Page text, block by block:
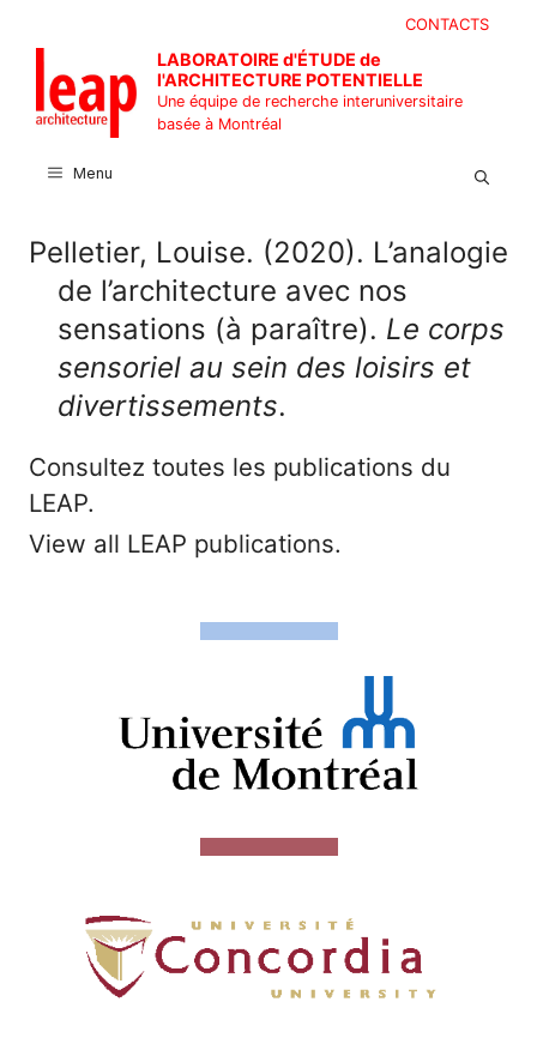
contenu
CONTACTS
LABORATOIRE d'ÉTUDE de
l'ARCHITECTURE POTENTIELLE
Une équipe de recherche interuniversitaire
basée à Montréal
Menu
Pelletier, Louise. (2020). L’analogie
de l’architecture avec nos
sensations (à paraître). Le corps
sensoriel au sein des loisirs et
divertissements.
Consultez toutes les publications du
LEAP.
View all LEAP publications.